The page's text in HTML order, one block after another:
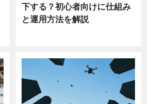
下する？初心者向けに仕組み
と運用方法を解説